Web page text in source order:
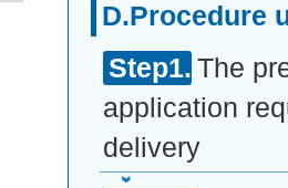
D.Procedure
The
application
delivery